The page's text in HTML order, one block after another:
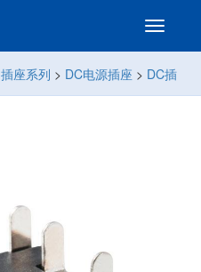
插座系列 > DC电源插座 > DC插